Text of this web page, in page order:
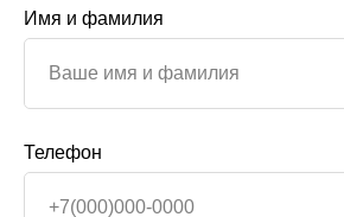
Имя и фамилия
Телефон